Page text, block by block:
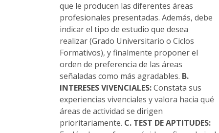
que le producen las diferentes áreas
profesionales presentadas. Además, debe
indicar el tipo de estudio que desea
realizar (Grado Universitario o Ciclos
Formativos), y finalmente proponer el
orden de preferencia de las áreas
señaladas como más agradables. B.
INTERESES VIVENCIALES:Constata sus
experiencias vivenciales y valora hacia qué
áreas de actividad se dirigen
prioritariamente. C. TEST DE APTITUDES: